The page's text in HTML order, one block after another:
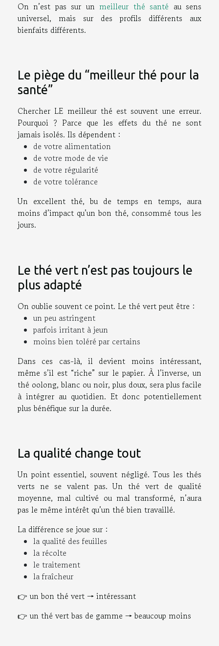
On n’est pas sur un meilleur thé santé au sens
universel, mais sur des profils différents aux
bienfaits différents.
Le piège du “meilleur thé pour la
santé”
Chercher LE meilleur thé est souvent une erreur.
Pourquoi ? Parce que les effets du thé ne sont
jamais isolés. Ils dépendent :
de votre alimentation
de votre mode de vie
de votre régularité
de votre tolérance
Un excellent thé, bu de temps en temps, aura
moins d’impact qu’un bon thé, consommé tous les
jours.
Le thé vert n’est pas toujours le
plus adapté
On oublie souvent ce point. Le thé vert peut être :
un peu astringent
parfois irritant à jeun
moins bien toléré par certains
Dans ces cas-là, il devient moins intéressant,
même s’il est “riche” sur le papier. À l’inverse, un
thé oolong, blanc ou noir, plus doux, sera plus facile
à intégrer au quotidien. Et donc potentiellement
plus bénéfique sur la durée.
La qualité change tout
Un point essentiel, souvent négligé. Tous les thés
verts ne se valent pas. Un thé vert de qualité
moyenne, mal cultivé ou mal transformé, n’aura
pas le même intérêt qu’un thé bien travaillé.
La différence se joue sur :
la qualité des feuilles
la récolte
le traitement
la fraîcheur
👉 un bon thé vert → intéressant
👉 un thé vert bas de gamme → beaucoup moins